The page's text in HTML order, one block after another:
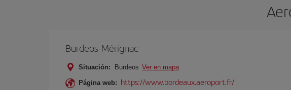
Burdeos-Mérignac
Situación: Burdeos Ver en mapa
Página web: https://www.bordeaux.aeroport.fr/